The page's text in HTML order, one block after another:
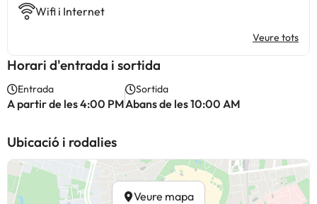
Wifi i Internet
Veure tots
Horari d'entrada i sortida
Entrada
A partir de les 4:00 PM
Sortida
Abans de les 10:00 AM
Ubicació i rodalies
Veure mapa